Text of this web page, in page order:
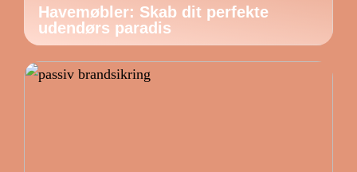
Havemøbler: Skab dit perfekte
udendørs paradis